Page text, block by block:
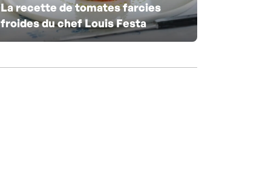
La recette de tomates farcies
froides du chef Louis Festa